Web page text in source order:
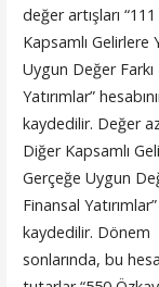
değer artışları
Kapsamlı Gelirlere
Uygun Değer Farkı
Yatırımlar”
kaydedilir. Değer
Diğer Kapsamlı
Gerçeğe Uygun
Finansal
kaydedilir. Dönem
sonlarında, bu